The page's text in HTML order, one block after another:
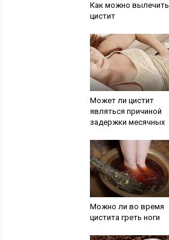
Как можно вылечить
цистит
Может ли цистит
являться причиной
задержки месячных
Можно ли во время
цистита греть ноги